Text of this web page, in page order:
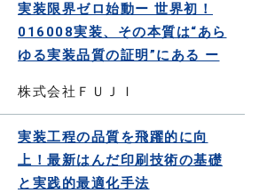
実装限界ゼロ始動ー 世界初！
016008実装、その本質は“あら
ゆる実装品質の証明”にある ー
株式会社ＦＵＪＩ
実装工程の品質を飛躍的に向
上！最新はんだ印刷技術の基礎
と実践的最適化手法